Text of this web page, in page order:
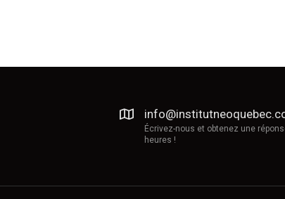
Écrivez-nous et obtenez une
heures !